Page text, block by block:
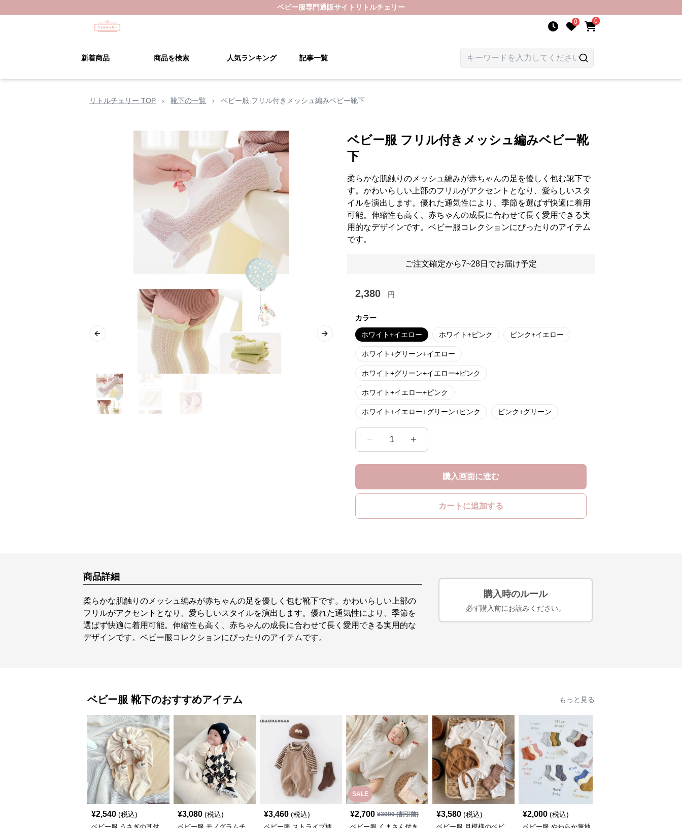
ベビー服専門通販サイト リトルチェリー
0 0
新着商品 商品を検索 人気ランキング 記事一覧
リトルチェリー TOP › 靴下の一覧 › ベビー服 フリル付きメッシュ編みベビー靴下
Previous slide Next slide
ベビー服 フリル付きメッシュ編みベビー靴
下
柔らかな肌触りのメッシュ編みが赤ちゃんの足を優しく包む靴下で
す。かわいらしい上部のフリルがアクセントとなり、愛らしいスタ
イルを演出します。優れた通気性により、季節を選ばず快適に着用
可能。伸縮性も高く、赤ちゃんの成長に合わせて長く愛用できる実
用的なデザインです。ベビー服コレクションにぴったりのアイテム
です。
ご注文確定から7~28日でお届け予定
2,380 円
カラー
ホワイト+イエロー ホワイト+ピンク ピンク+イエロー
ホワイト+グリーン+イエロー
ホワイト+グリーン+イエロー+ピンク
ホワイト+イエロー+ピンク
ホワイト+イエロー+グリーン+ピンク ピンク+グリーン
1
購入画面に進む
カートに追加する
商品詳細
柔らかな肌触りのメッシュ編みが赤ちゃんの足を優しく包む靴下です。かわいらしい上部の
フリルがアクセントとなり、愛らしいスタイルを演出します。優れた通気性により、季節を
選ばず快適に着用可能。伸縮性も高く、赤ちゃんの成長に合わせて長く愛用できる実用的な
デザインです。ベビー服コレクションにぴったりのアイテムです。
購入時のルール
必ず購入前にお読みください。
ベビー服 靴下のおすすめアイテム もっと見る
¥2,540 (税込) ¥3,080 (税込) ¥3,460 (税込)
SALE
¥2,700 ¥3000(割引前) ¥3,580 (税込) ¥2,000 (税込)